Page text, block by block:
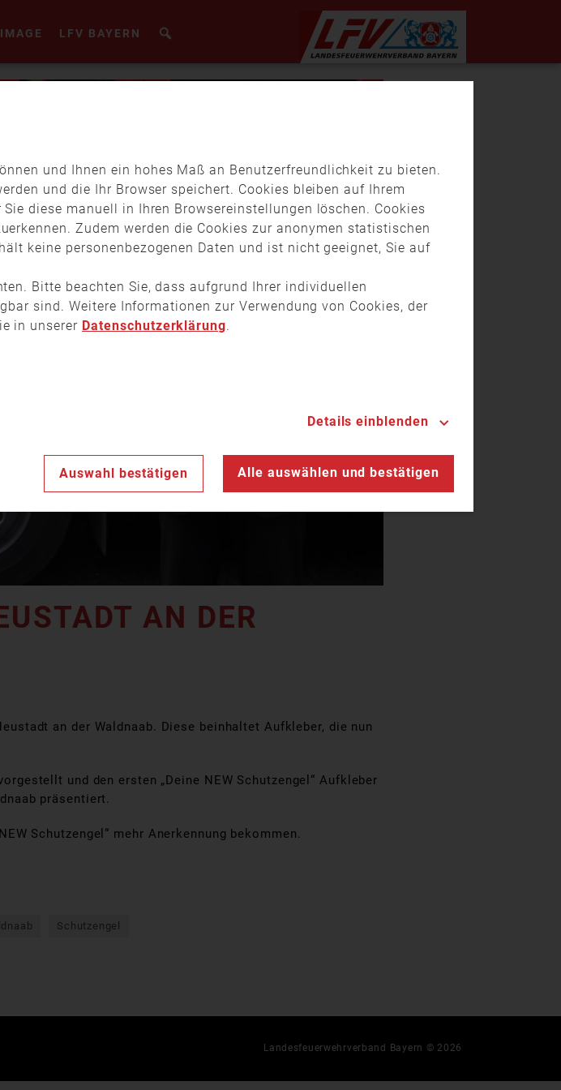
IMAGE LFV BAYERN
AN DER
an der Waldnaab. Diese beinhaltet Aufkleber, die nun
und den ersten „Deine NEW Schutzengel“ Aufkleber
präsentiert.
Schutzengel“ mehr Anerkennung bekommen.
Schutzengel
Landesfeuerwehrverband Bayern © 2026
und Ihnen ein hohes Maß an Benutzerfreundlichkeit zu bieten.
und die Ihr Browser speichert. Cookies bleiben auf Ihrem
diese manuell in Ihren Browsereinstellungen löschen. Cookies
Zudem werden die Cookies zur anonymen statistischen
keine personenbezogenen Daten und ist nicht geeignet, Sie auf
Bitte beachten Sie, dass aufgrund Ihrer individuellen
sind. Weitere Informationen zur Verwendung von Cookies, der
in unserer Datenschutzerklärung.
Details einblenden
Auswahl bestätigen Alle auswählen und bestätigen